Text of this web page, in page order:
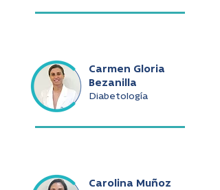
Carmen Gloria
Bezanilla
Diabetología
Carolina Muñoz